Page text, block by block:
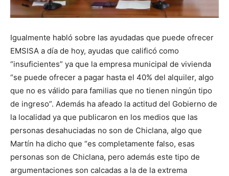
Igualmente habló sobre las ayudadas que puede ofrecer
EMSISA a día de hoy, ayudas que calificó como
“insuficientes” ya que la empresa municipal de vivienda
“se puede ofrecer a pagar hasta el 40% del alquiler, algo
que no es válido para familias que no tienen ningún tipo
de ingreso”. Además ha afeado la actitud del Gobierno de
la localidad ya que publicaron en los medios que las
personas desahuciadas no son de Chiclana, algo que
Martín ha dicho que “es completamente falso, esas
personas son de Chiclana, pero además este tipo de
argumentaciones son calcadas a la de la extrema